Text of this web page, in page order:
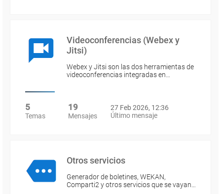
Videoconferencias (Webex y
Jitsi)
Webex y Jitsi son las dos herramientas de
videoconferencias integradas en…
5
Temas
19
Mensajes
27 Feb 2026, 12:36
Último mensaje
Otros servicios
Generador de boletines, WEKAN,
Comparti2 y otros servicios que se vayan…